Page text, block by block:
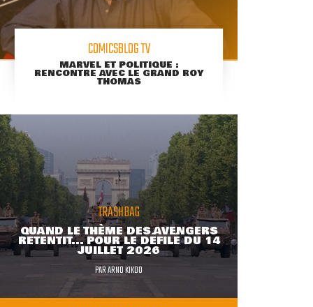
COMICSBLOG TV
MARVEL ET POLITIQUE :
RENCONTRE AVEC LE GRAND ROY
THOMAS
TRASHBAG
QUAND LE THÈME DES AVENGERS
RETENTIT... POUR LE DÉFILÉ DU 14
JUILLET 2026
PARARNO KIKOO